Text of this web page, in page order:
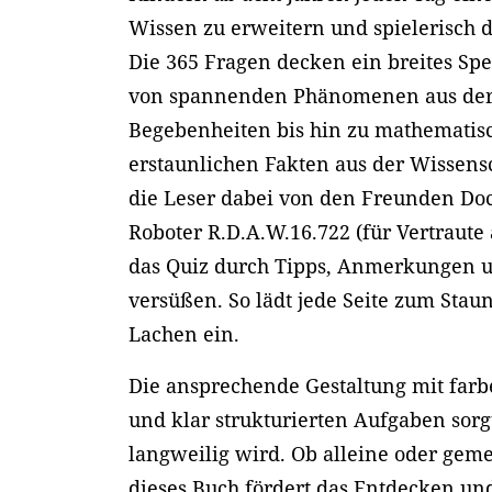
Wissen zu erweitern und spielerisch
Die 365 Fragen decken ein breites
von spannenden Phänomenen aus
Begebenheiten bis hin zu
erstaunlichen Fakten aus der
die Leser dabei von den Freunden
Roboter R.D.A.W.16.722 (für
das Quiz durch Tipps, Anmerkungen
versüßen. So lädt jede Seite zum
Lachen ein.
Die ansprechende Gestaltung mit
und klar strukturierten Aufgaben
langweilig wird. Ob alleine oder